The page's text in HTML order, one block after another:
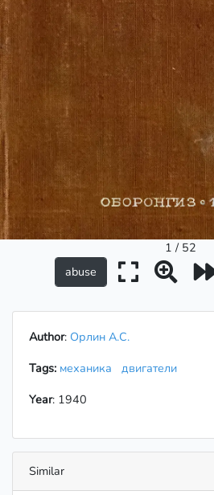
1 / 52
Author: Орлин А.С.
Tags: механика
двигатели
Year: 1940
Similar